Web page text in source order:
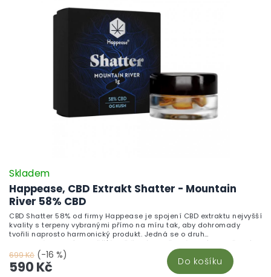
Happease, CBD Extrakt Shatter - Mountain
River 58% CBD
Skladem
699 Kč (-16 %)
590 Kč Do košíku
CBD Shatter 58% od firmy Happease je spojení CBD extraktu nejvyšší
kvality s terpeny vybranými přímo na míru tak, aby dohromady
tvořili naprosto harmonický produkt. Jedná se o druh
koncentrátu, který je v křišťálově čisté formě a lámavými a křehkými
vlastnostmi. Koncentrát je vytvářen udržováním specifické teploty a
tlaku, tím vzniká čistá forma připomínající jantarové sklo a spojuje
sloučeniny do hladké směsi. Mountain River Mountain River je